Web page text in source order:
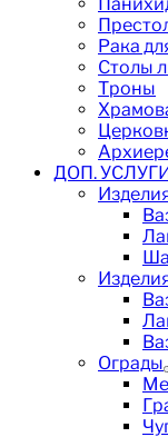
Рака
Столы
Троны
ДОП.
Ограды